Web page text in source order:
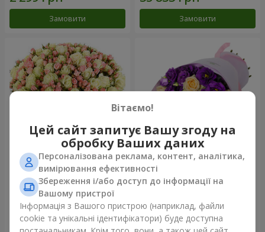
Замовити Замовити
Романтичний букет "Між
небом і землею!"
64 111 грн
Замовити
Букет "Квіткове
блаженство"
Замовити
Вітаємо!
Цей сайт запитує Вашу згоду на
обробку Ваших даних
Персоналізована реклама, контент, аналітика,
вимірювання ефективності
Збереження і/або доступ до інформації на
Вашому пристрої
Інформація з Вашого пристрою (наприклад, файли
cookie та унікальні ідентифікатори) буде доступна